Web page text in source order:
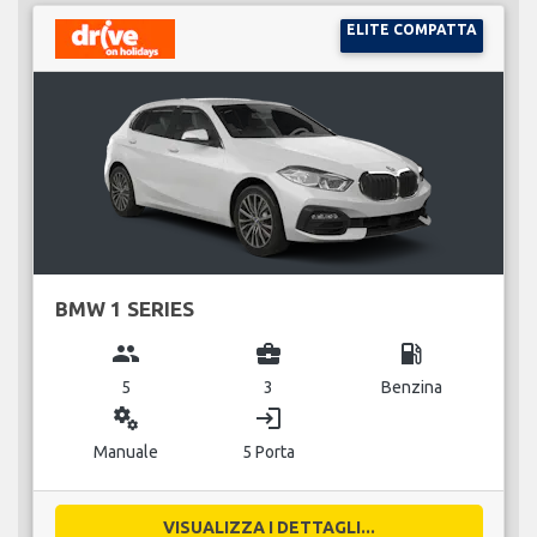
ELITE COMPATTA
BMW 1 SERIES
group
5
business_center
3
local_gas_station
Benzina
miscellaneous_services
Manuale
login
5 Porta
VISUALIZZA I DETTAGLI...